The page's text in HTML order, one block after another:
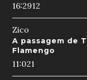
16:2912
Zico
A passagem de
Flamengo
11:021